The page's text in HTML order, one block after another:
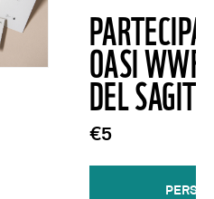
OASI WWF
DEL
€5